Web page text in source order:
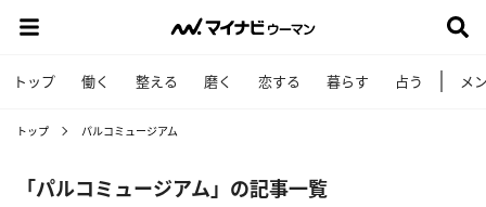
トップ 働く 整える 磨く 恋する 暮らす 占う メ
トップ パルコミュージアム
「パルコミュージアム」の記事一覧